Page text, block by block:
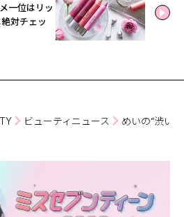
一位はリッ
ビューティニュース めいの“渋い